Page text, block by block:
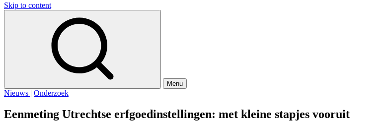
Skip to content
Menu
Nieuws | Onderzoek
Eenmeting Utrechtse erfgoedinstellingen: met kleine stapjes vooruit